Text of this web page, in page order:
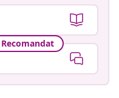
Recomandat